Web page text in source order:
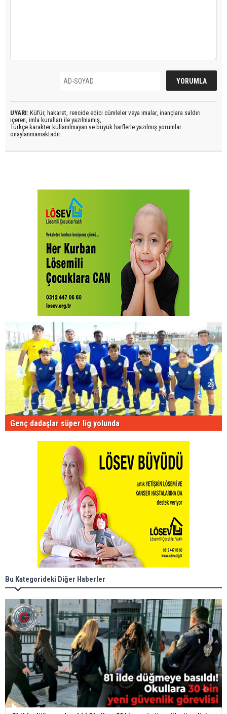
UYARI: Küfür, hakaret, rencide edici cümleler veya imalar, inançlara saldırı
içeren, imla kuralları ile yazılmamış,
Türkçe karakter kullanılmayan ve büyük harflerle yazılmış yorumlar
onaylanmamaktadır.
Genç dadaşlar süper lig yolunda
Bu Kategorideki Diğer Haberler